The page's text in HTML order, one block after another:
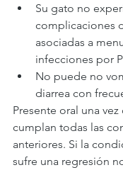
Su gato no
complicaciones
asociadas a
infecciones por
No puede no
diarrea con
Presente oral una
cumplan todas las
anteriores. Si la
sufre una regresión